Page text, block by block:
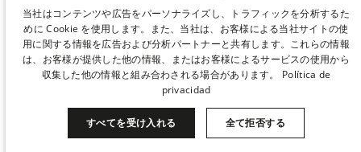
SPANISH
ENGLISH
CATALAN
FRENCH
当社はコンテンツや広告をパーソナライズし、トラフィックを分析するた
めに Cookie を使用します。また、当社は、お客様による当社サイトの使
用に関する情報を広告および分析パートナーと共有します。これらの情報
は、お客様が提供した他の情報、またはお客様によるサービスの使用から
収集した他の情報と組み合わされる場合があります。
Política de
privacidad
すべてを受け入れる 全て拒否する